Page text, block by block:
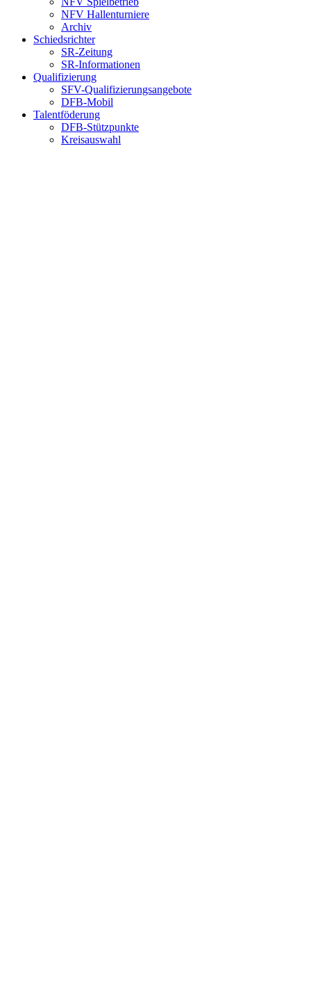
NFV Hallenturniere
Archiv
Schiedsrichter
SR-Zeitung
SR-Informationen
Qualifizierung
SFV-Qualifizierungsangebote
DFB-Mobil
Talentföderung
DFB-Stützpunkte
Kreisauswahl